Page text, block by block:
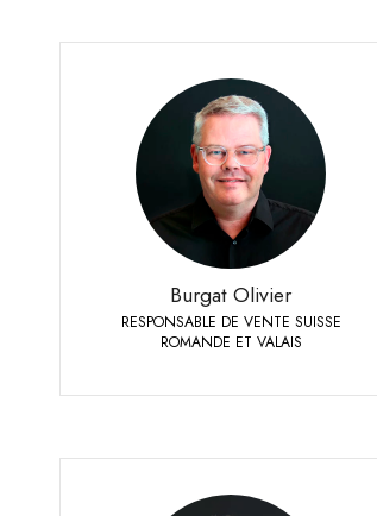
Burgat Olivier
RESPONSABLE DE VENTE SUISSE
ROMANDE ET VALAIS
Burgat Olivier
RESPONSABLE DE VENTE SUISSE ROMANDE ET
VALAIS
Téléphone:
+41 79 273 16 50